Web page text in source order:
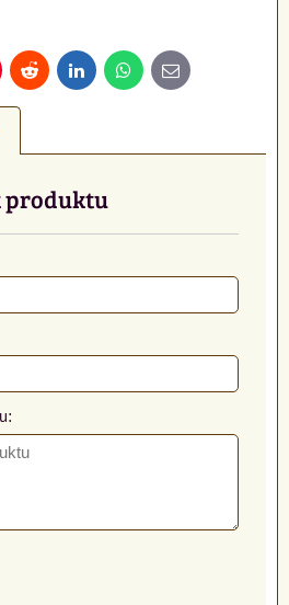
Reddit LinkedInWhatsApp
E-
mail
produktu